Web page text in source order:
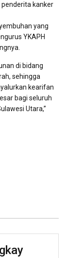
kanker
yang
YKAPH
di bidang
sehingga
kearifan
bagi seluruh
Utara,”